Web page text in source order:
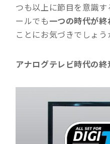
つも以上に節目を意識
ールでも一つの時代が終
ことにお気づきでしょう
アナログテレビ時代の終